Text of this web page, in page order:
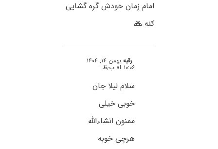
امام زمان خودش گره گشایی
کنه 🙏
رقیه بهمن ۱۴, ۱۴۰۴
at ۱۰:۰۶ ب٫ظ
سلام لیلا جان
خوبی خیلی
ممنون انشاءالله
هرچی خوبه